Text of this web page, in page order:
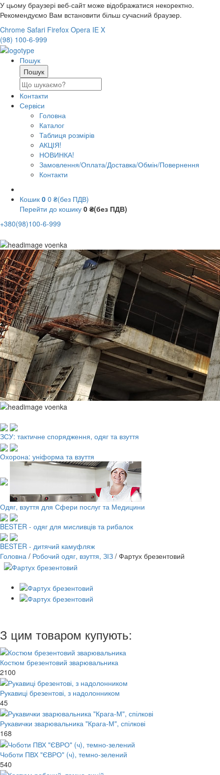
У цьому браузері веб-сайт може відображатися некоректно.
Рекомендуємо Вам встановити більш сучасний браузер.
Chrome Safari Firefox Opera IE X
(98) 100-6-999
Пошук
Контакти
Сервіси
Головна
Каталог
Таблиця розмірів
АКЦІЯ!
НОВИНКА!
Замовлення/Оплата/Доставка/Обмін/Повернення
Контакти
Кошик 0 0 ₴(без ПДВ)
Перейти до кошику 0 ₴(без ПДВ)
+380(98)100-6-999
ЗСУ: тактичне спорядження, одяг та взуття
Охорона: уніформа та взуття
Одяг, взуття для Сфери послуг та Медицини
BESTER - одяг для мисливців та рибалок
BESTER - дитячий камуфляж
Головна / Робочий одяг, взуття, ЗІЗ / Фартух брезентовий
З цим товаром купують:
Костюм брезентовий зварювальника
2100
Рукавиці брезентові, з надолонником
45
Рукавички зварювальника "Крага-М", спілкові
168
Чоботи ПВХ "ЄВРО" (ч), темно-зелений
540